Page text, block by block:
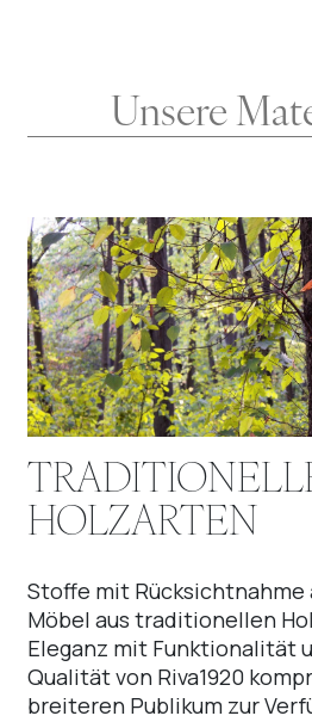
Unsere
HOLZARTEN
Stoffe mit Rücksichtnahme
Möbel aus traditionellen
Eleganz mit Funktionalität
Qualität von Riva1920
breiteren Publikum zur